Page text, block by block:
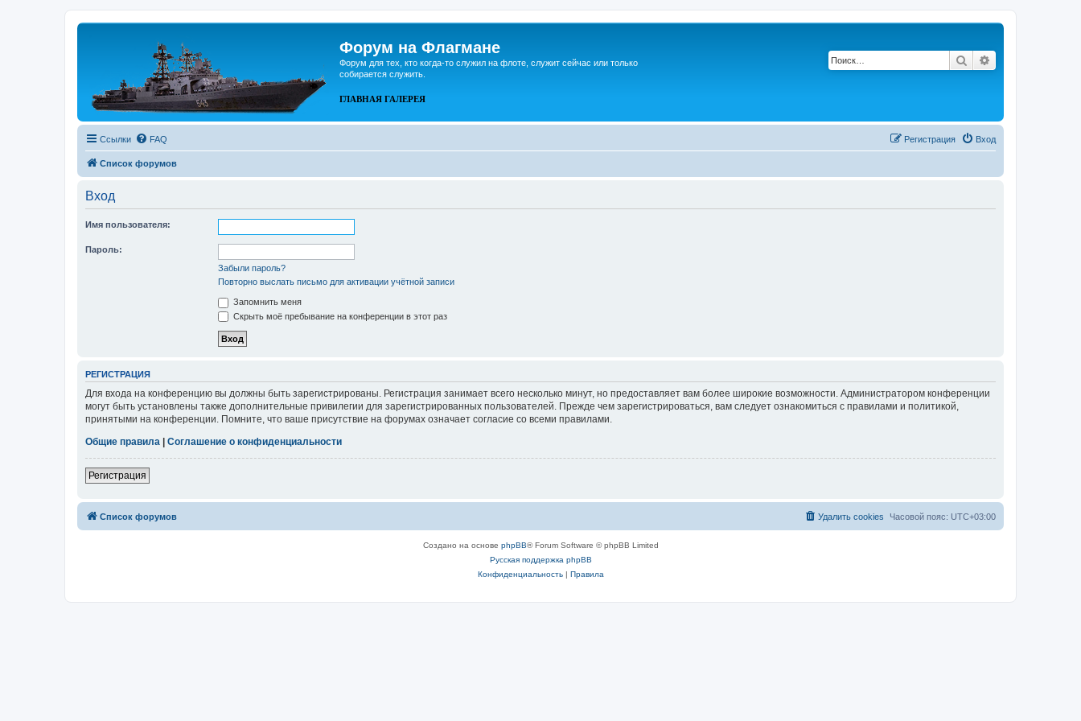
Форум на Флагмане
Форум для тех, кто когда-то служил на флоте, служит сейчас или только
собирается служить.
ГЛАВНАЯ ГАЛЕРЕЯ
Поиск
Ссылки FAQ Вход
Регистрация
Список форумов
Вход
Имя пользователя:
Пароль:
Забыли пароль?
Повторно выслать письмо для активации учётной записи
Запомнить меня
Скрыть моё пребывание на конференции в этот раз
РЕГИСТРАЦИЯ
Для входа на конференцию вы должны быть зарегистрированы. Регистрация занимает всего несколько минут, но предоставляет вам более широкие возможности. Администратором конференции
могут быть установлены также дополнительные привилегии для зарегистрированных пользователей. Прежде чем зарегистрироваться, вам следует ознакомиться с правилами и политикой,
принятыми на конференции. Помните, что ваше присутствие на форумах означает согласие со всеми правилами.
Общие правила | Соглашение о конфиденциальности
Регистрация
Список форумов Часовой пояс: UTC+03:00
Удалить cookies
Создано на основе phpBB® Forum Software © phpBB Limited
Русская поддержка phpBB
Конфиденциальность| Правила